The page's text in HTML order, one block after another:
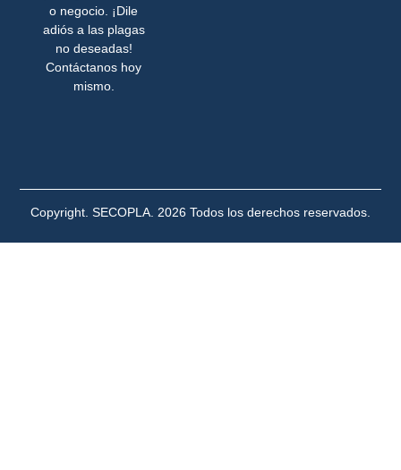
o negocio. ¡Dile
adiós a las plagas
no deseadas!
Contáctanos hoy
mismo.
Copyright. SECOPLA. 2026 Todos los derechos reservados.